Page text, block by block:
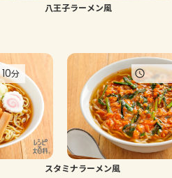
八王子ラーメン風
10分
スタミナラーメン風